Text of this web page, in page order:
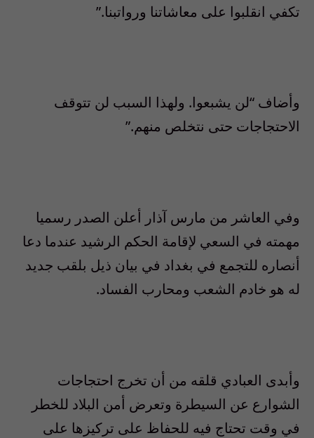
تكفي انقلبوا على معاشاتنا ورواتبنا.”
وأضاف “لن يشبعوا. ولهذا السبب لن تتوقف
الاحتجاجات حتى نتخلص منهم.”
وفي العاشر من مارس آذار أعلن الصدر رسميا
مهمته في السعي لإقامة الحكم الرشيد عندما دعا
أنصاره للتجمع في بغداد في بيان ذيل بلقب جديد
له هو خادم الشعب ومحارب الفساد.
وأبدى العبادي قلقه من أن تخرج احتجاجات
الشوارع عن السيطرة وتعرض أمن البلاد للخطر
في وقت تحتاج فيه للحفاظ على تركيزها على